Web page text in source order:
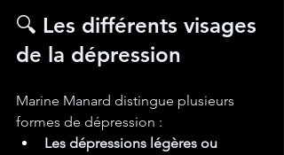
🔍 Les différents visages
de la dépression
Marine Manard distingue plusieurs
formes de dépression :
Les dépressions légères ou